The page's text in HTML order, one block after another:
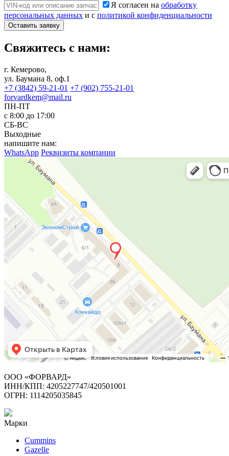
Я согласен на обработку
персональных данных и с политикой конфиденциальности
Оставить заявку
Свяжитесь с нами:
г. Кемерово,
ул. Баумана 8, оф.1
+7 (3842) 59-21-01 +7 (902) 755-21-01
forvardkem@mail.ru
ПН-ПТ
с 8:00 до 17:00
СБ-ВС
Выходные
напишите нам:
WhatsApp Реквизиты компании
ООО «ФОРВАРД»
ИНН/КПП: 4205227747/420501001
ОГРН: 1114205035845
Марки
Cummins
Gazelle